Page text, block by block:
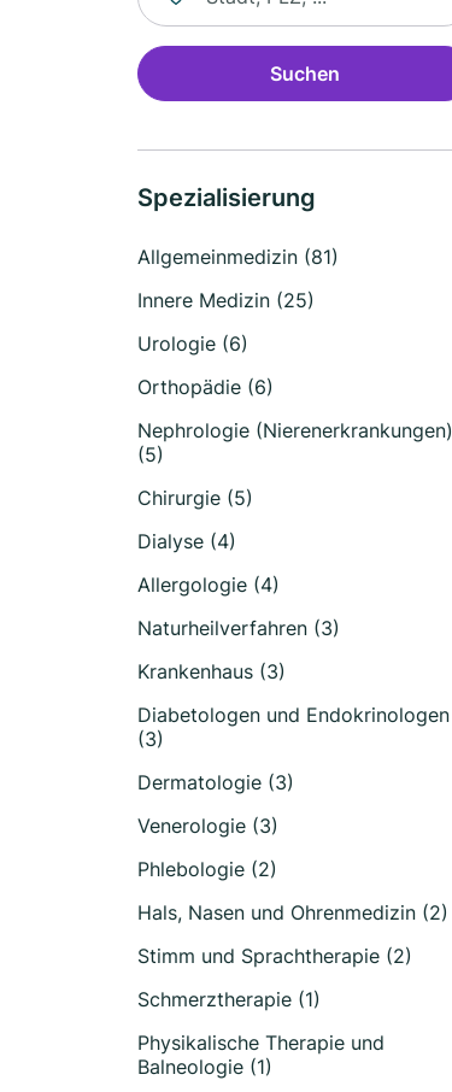
Suchen
Spezialisierung
Allgemeinmedizin (81)
Innere Medizin (25)
Urologie (6)
Orthopädie (6)
Nephrologie (Nierenerkrankungen)
(5)
Chirurgie (5)
Dialyse (4)
Allergologie (4)
Naturheilverfahren (3)
Krankenhaus (3)
Diabetologen und Endokrinologen
(3)
Dermatologie (3)
Venerologie (3)
Phlebologie (2)
Hals, Nasen und Ohrenmedizin (2)
Stimm und Sprachtherapie (2)
Schmerztherapie (1)
Physikalische Therapie und
Balneologie (1)